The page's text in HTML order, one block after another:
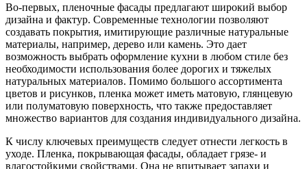
Во-первых, пленочные фасады предлагают широкий выбор
дизайна и фактур. Современные технологии позволяют
создавать покрытия, имитирующие различные натуральные
материалы, например, дерево или камень. Это дает
возможность выбрать оформление кухни в любом стиле без
необходимости использования более дорогих и тяжелых
натуральных материалов. Помимо большого ассортимента
цветов и рисунков, пленка может иметь матовую, глянцевую
или полуматовую поверхность, что также предоставляет
множество вариантов для создания индивидуального дизайна.
К числу ключевых преимуществ следует отнести легкость в
уходе. Пленка, покрывающая фасады, обладает грязе- и
влагостойкими свойствами. Она не впитывает запахи и